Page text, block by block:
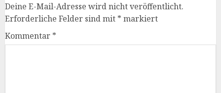
Deine E-Mail-Adresse wird nicht veröffentlicht.
Erforderliche Felder sind mit * markiert
Kommentar *